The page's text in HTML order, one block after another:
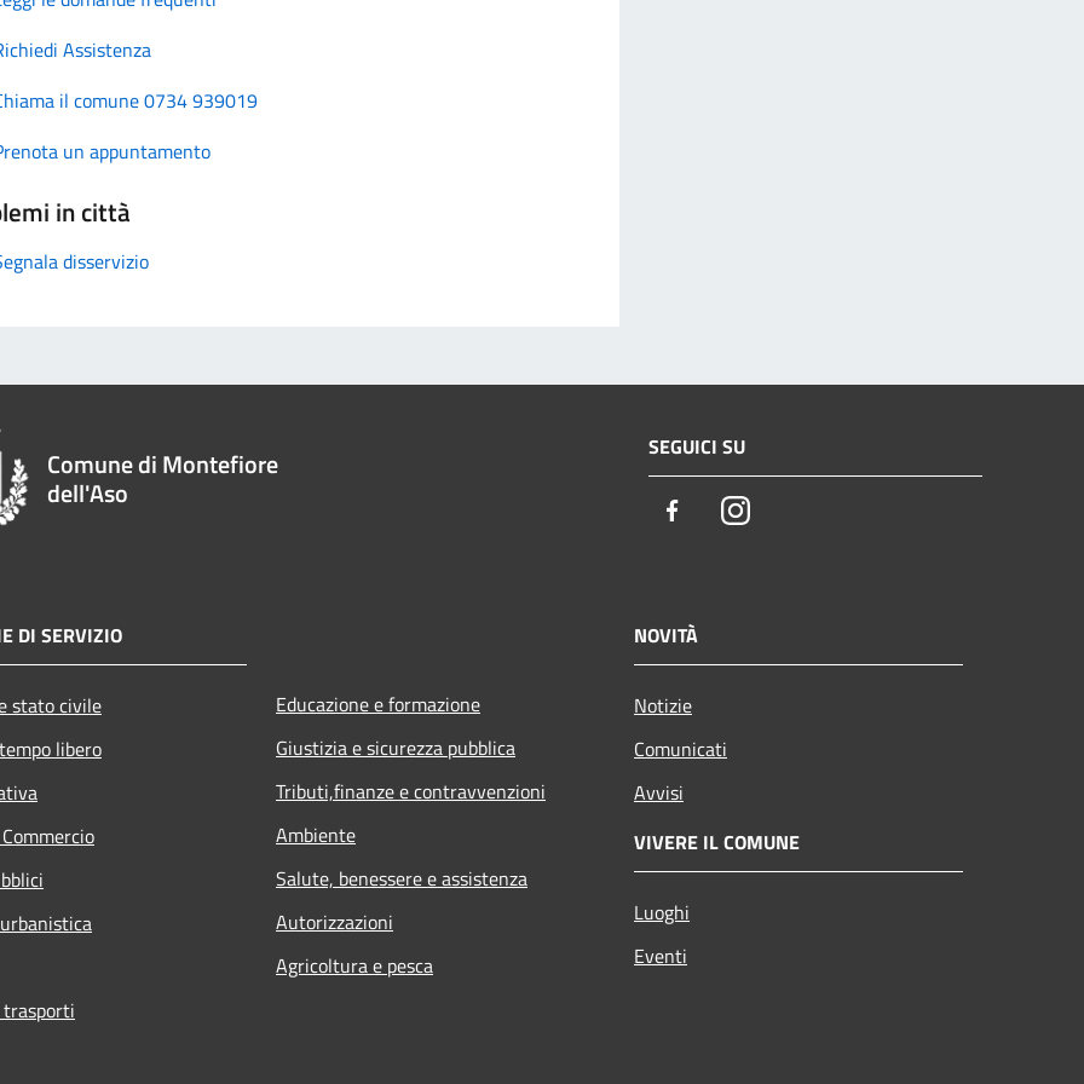
Assistenza
il comune 0734 939019
un appuntamento
in città
disservizio
Comune di Montefiore
dell'Aso
SEGUICI SU
FacebookInstagram
DI SERVIZIO
stato civile
libero
Educazione e formazione
Giustizia e sicurezza pubblica
Tributi,finanze e contravvenzioni
Ambiente
Salute, benessere e assistenza
Autorizzazioni
Agricoltura e pesca
NOVITÀ
Notizie
Comunicati
Avvisi
VIVERE IL COMUNE
Luoghi
Eventi